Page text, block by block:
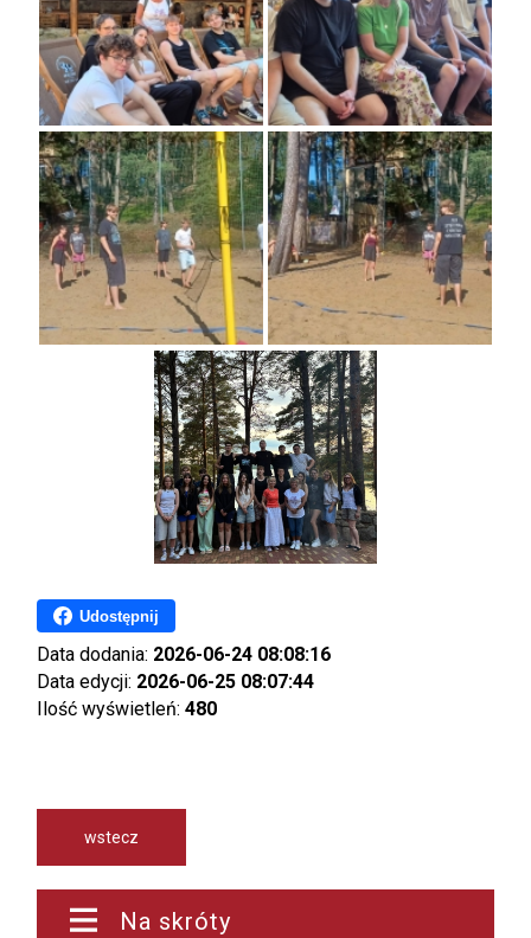
Udostępnij
Data dodania: 2026-06-24 08:08:16
Data edycji: 2026-06-25 08:07:44
Ilość wyświetleń:480
wstecz
Na skróty